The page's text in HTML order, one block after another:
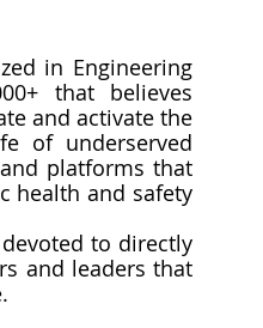
in Engineering
that believes
and activate the
of underserved
platforms that
health and safety
to directly
and leaders that